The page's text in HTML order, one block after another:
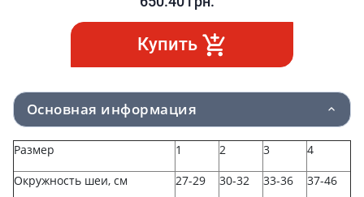
Купить
Основная информация
Размер 1 2 3
4
Окружность шеи, см
27-29 30-32 33-36 37-46